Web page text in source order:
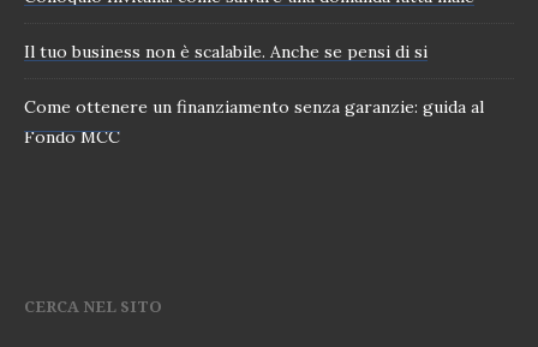
Il tuo business non è scalabile. Anche se pensi di si
Come ottenere un finanziamento senza garanzie: guida al
Fondo MCC
CERCA NEL SITO